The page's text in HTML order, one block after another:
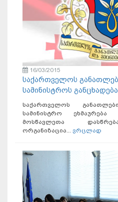
16/03/2015
საქართველოს
სამინისტროს განცხადება
საქართველოს
სამინისტრო
მოსწავლეთა
ორგანიზაცია... ვრცლად